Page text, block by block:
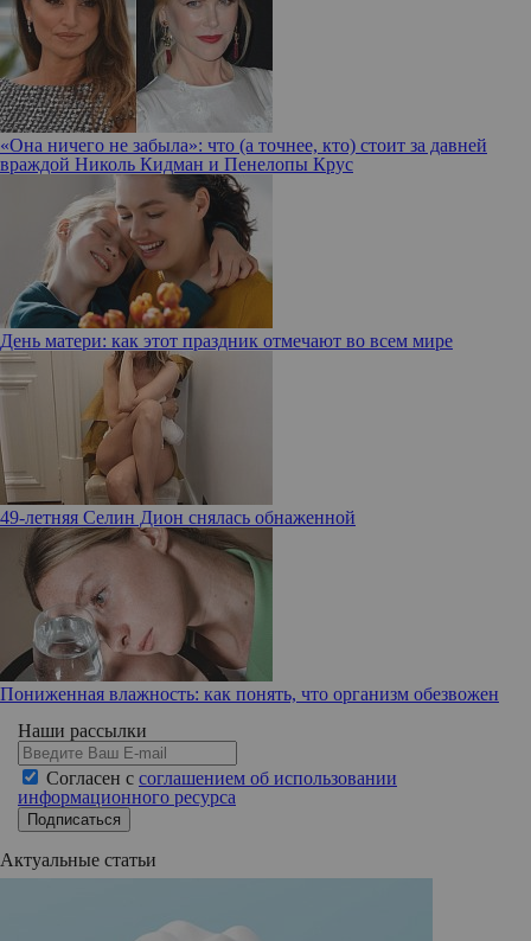
«Она ничего не забыла»: что (а точнее, кто) стоит за давней
враждой Николь Кидман и Пенелопы Крус
День матери: как этот праздник отмечают во всем мире
49-летняя Селин Дион снялась обнаженной
Пониженная влажность: как понять, что организм обезвожен
Наши рассылки
Согласен с соглашением об использовании
информационного ресурса
Подписаться
Актуальные статьи